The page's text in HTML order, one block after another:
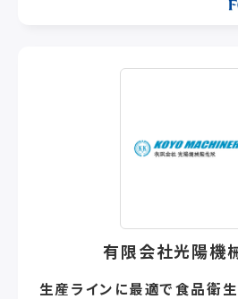
有限会社光陽機
生産ラインに最適で食品衛